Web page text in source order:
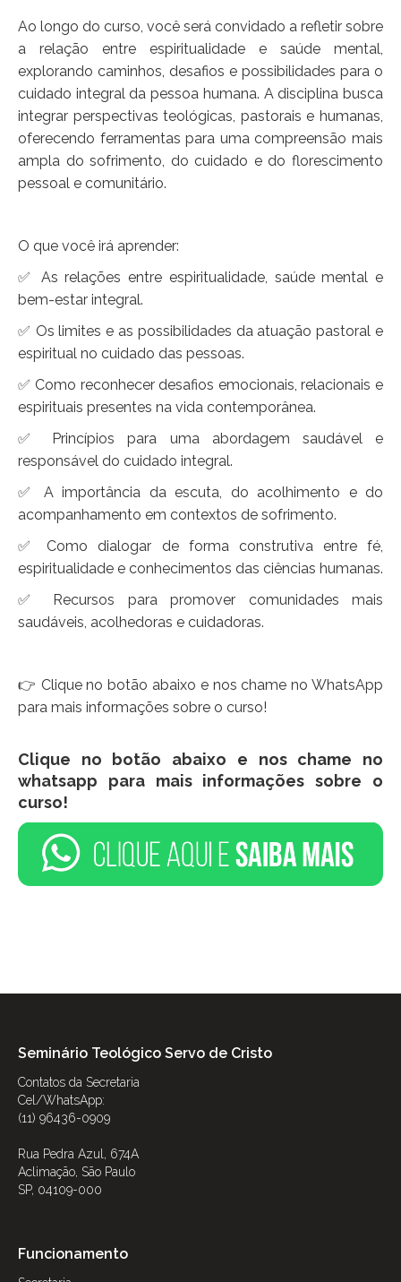
Ao longo do curso, você será convidado a refletir sobre
a relação entre espiritualidade e saúde mental,
explorando caminhos, desafios e possibilidades para o
cuidado integral da pessoa humana. A disciplina busca
integrar perspectivas teológicas, pastorais e humanas,
oferecendo ferramentas para uma compreensão mais
ampla do sofrimento, do cuidado e do florescimento
pessoal e comunitário.
O que você irá aprender:
✅ As relações entre espiritualidade, saúde mental e
bem-estar integral.
✅ Os limites e as possibilidades da atuação pastoral e
espiritual no cuidado das pessoas.
✅ Como reconhecer desafios emocionais, relacionais e
espirituais presentes na vida contemporânea.
✅ Princípios para uma abordagem saudável e
responsável do cuidado integral.
✅ A importância da escuta, do acolhimento e do
acompanhamento em contextos de sofrimento.
✅ Como dialogar de forma construtiva entre fé,
espiritualidade e conhecimentos das ciências humanas.
✅ Recursos para promover comunidades mais
saudáveis, acolhedoras e cuidadoras.
👉 Clique no botão abaixo e nos chame no WhatsApp
para mais informações sobre o curso!
Clique no botão abaixo e nos chame no
whatsapp para mais informações sobre o
curso!
Seminário Teológico Servo de Cristo
Contatos da Secretaria
Cel/WhatsApp:
(11) 96436-0909
Rua Pedra Azul, 674A
Aclimação, São Paulo
SP, 04109-000
Funcionamento